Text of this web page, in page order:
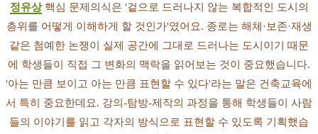
정유상핵심 문제의식은 '겉으로 드러나지 않는 복합적인 도시의
층위를 어떻게 이해하게 할 것인가'였어요. 종로는 해체·보존·재생
같은 첨예한 논쟁이 실제 공간에 그대로 드러나는 도시이기 때문
에 학생들이 직접 그 변화의 맥락을 읽어보는 것이 중요했습니다.
'아는 만큼 보이고 아는 만큼 표현할 수 있다'라는 말은 건축교육에
서 특히 중요한데요. 강의-탐방-제작의 과정을 통해 학생들이 사람
들의 이야기를 읽고 각자의 방식으로 표현할 수 있도록 기획했습